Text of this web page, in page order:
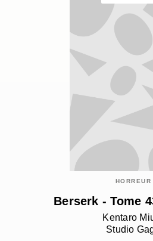
HORREUR
Berserk - Tome
Kentaro
Studio